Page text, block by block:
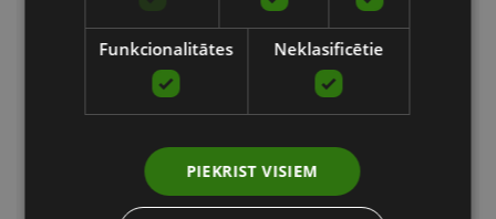
Funkcionalitātes Neklasificētie
PIEKRIST VISIEM